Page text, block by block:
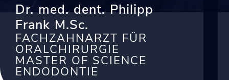
Dr. med. dent. Philipp
Frank M.Sc.
FACHZAHNARZT FÜR
ORALCHIRURGIE
MASTER OF SCIENCE
ENDODONTIE